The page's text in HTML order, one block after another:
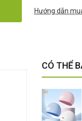
Hướng dẫn
CÓ THỂ